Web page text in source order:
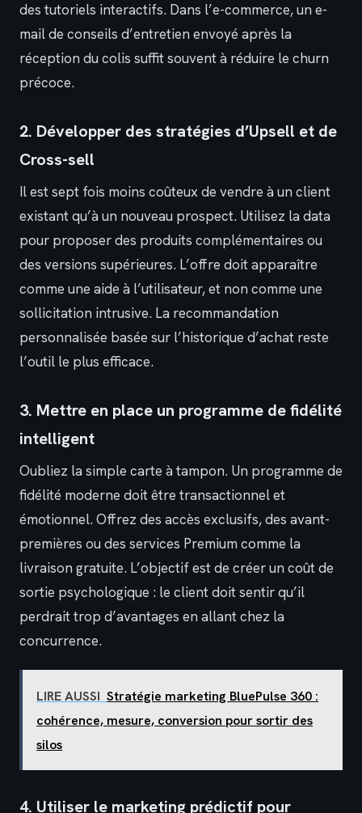
des tutoriels interactifs. Dans l’e-commerce, un e-
mail de conseils d’entretien envoyé après la
réception du colis suffit souvent à réduire le churn
précoce.
2. Développer des stratégies d’Upsell et de
Cross-sell
Il est sept fois moins coûteux de vendre à un client
existant qu’à un nouveau prospect. Utilisez la data
pour proposer des produits complémentaires ou
des versions supérieures. L’offre doit apparaître
comme une aide à l’utilisateur, et non comme une
sollicitation intrusive. La recommandation
personnalisée basée sur l’historique d’achat reste
l’outil le plus efficace.
3. Mettre en place un programme de fidélité
intelligent
Oubliez la simple carte à tampon. Un programme de
fidélité moderne doit être transactionnel et
émotionnel. Offrez des accès exclusifs, des avant-
premières ou des services Premium comme la
livraison gratuite. L’objectif est de créer un coût de
sortie psychologique : le client doit sentir qu’il
perdrait trop d’avantages en allant chez la
concurrence.
LIRE AUSSI Stratégie marketing BluePulse 360 :
cohérence, mesure, conversion pour sortir des
silos
4. Utiliser le marketing prédictif pour